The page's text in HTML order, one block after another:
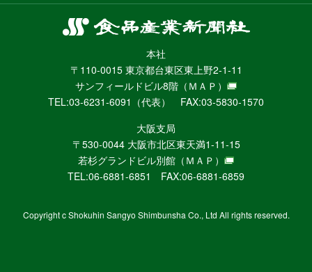
食
産
業
新
聞
社
ニ
ュ
ー
WEB
本社
〒110-0015 東京都台東区東上野2-1-11
サンフィールドビル8階 （ＭＡＰ）
TEL:03-6231-6091（代表） FAX:03-5830-1570
大阪支局
〒530-0044 大阪市北区東天満1-11-15
若杉グランドビル別館 （ＭＡＰ）
TEL:06-6881-6851 FAX:06-6881-6859
Copyright c Shokuhin Sangyo Shimbunsha Co., Ltd All rights reserved.